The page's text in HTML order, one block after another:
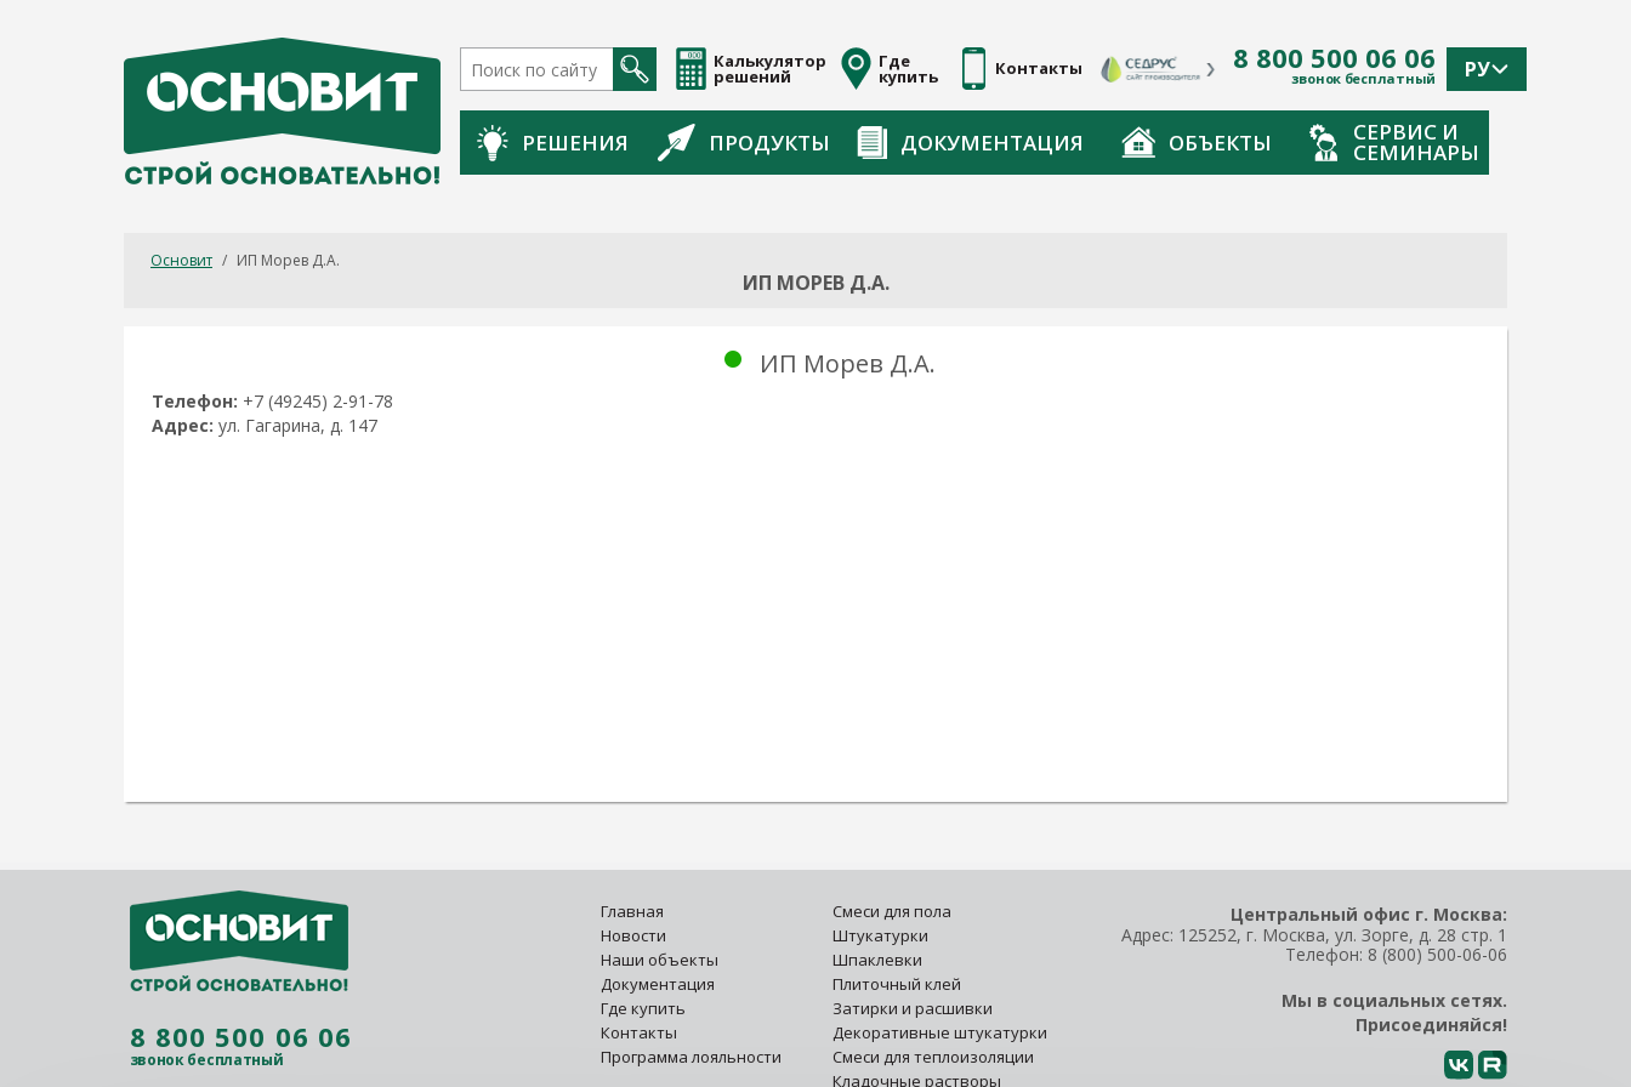
Калькулятор
решений
Где
купить Контакты 8 800 500 06 06
звонок бесплатный РУ
РЕШЕНИЯ ПРОДУКТЫ ДОКУМЕНТАЦИЯ ОБЪЕКТЫ СЕРВИС И
СЕМИНАРЫ
Основит / ИП Морев Д.А.
ИП МОРЕВ Д.А.
Телефон: +7 (49245) 2-91-78
Адрес: ул. Гагарина, д. 147
ИП Морев Д.А.
Главная
Новости
Наши объекты
Документация
Где купить
Контакты
Программа лояльности
Смеси для пола
Штукатурки
Шпаклевки
Плиточный клей
Затирки и расшивки
Декоративные штукатурки
Смеси для теплоизоляции
Кладочные растворы
8 800 500 06 06
звонок бесплатный
Центральный офис г. Москва:
Адрес: 125252, г. Москва, ул. Зорге, д. 28 стр. 1
Телефон: 8 (800) 500-06-06
Мы в социальных сетях.
Присоединяйся!